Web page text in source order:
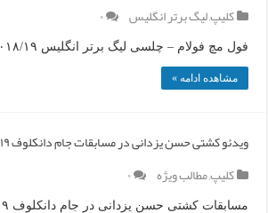
کلیپ,لیگ برتر انگلیس ۰
فول مچ فولام – چلسی لیگ برتر انگلیس ۲۰۱۸/۱۹ نیمه اول نیمه دوم
مشاهده ادامه »
ویدئو کشتی حسن یزدانی در مسابقات جام دانکلوف ۲۰۱۹
کلیپ,مطالب ویژه ۰